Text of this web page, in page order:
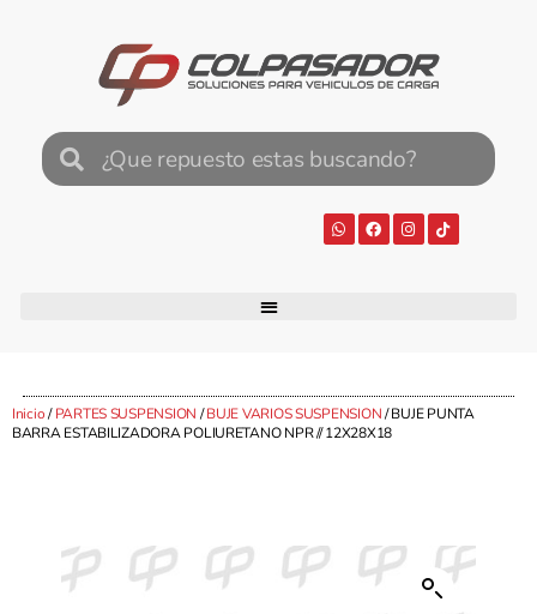
Inicio/PARTES SUSPENSION /BUJE VARIOS SUSPENSION/ BUJE PUNTA
BARRA ESTABILIZADORA POLIURETANO NPR // 12X28X18